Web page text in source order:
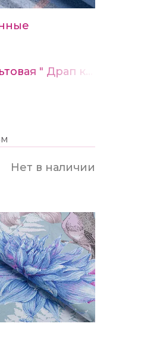
- 2.5 мм
Ткань Пальтовая " Драп клетка Челси "
Нет в наличии